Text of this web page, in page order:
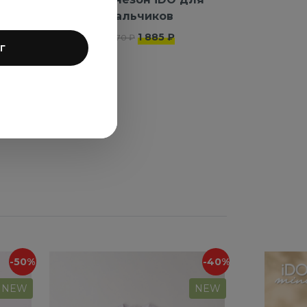
мальчиков
3 770 ₽ 1 885 ₽
-50%
NEW
-40%
NEW